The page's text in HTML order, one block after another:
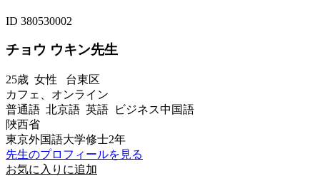
ID 380530002
チョウ ウキン先生
25歳 女性 台東区
カフェ、オンライン
普通語 北京語 英語 ビジネス中国語
陜西省
東京外国語大学修士2年
先生のプロフィールを見る
お気に入りに追加